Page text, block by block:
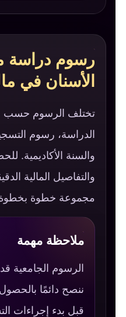
رسوم دراسة
الأسنان في
تختلف الرسوم حسب
الدراسة، رسوم
والسنة الأكاديمية.
والتفاصيل المالية
مجموعة خطوة
ملاحظة مهمة
الرسوم الجامعية
ننصح دائمًا
قبل بدء إجراءات